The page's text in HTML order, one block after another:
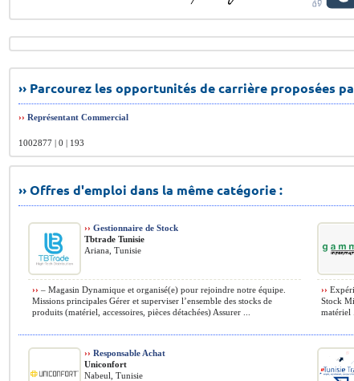
›› Parcourez les opportunités de carrière proposées
›› Représentant Commercial
1002877 | 0 | 193
›› Offres d'emploi dans la même catégorie :
›› Gestionnaire de Stock
Tbtrade Tunisie
Ariana, Tunisie
›› – Magasin Dynamique et organisé(e) pour rejoindre notre équipe.
Missions principales Gérer et superviser l’ensemble des stocks de
produits (matériel, accessoires, pièces détachées) Assurer ...
››
Stock
matériel
›› Responsable Achat
Uniconfort
Nabeul, Tunisie